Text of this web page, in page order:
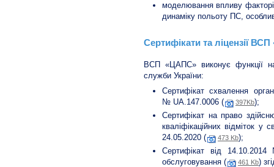
моделювання впливу
динаміку польоту ПС,
Сертифікати та ліцензії
ВСП «ЦАПС» виконує функції
служби України:
Сертифікат схвалення
№ UA.147.0006 (
397Kb);
Сертифікат на право
кваліфікаційних відміток
24.05.2020 (
473 Kb);
Сертифікат від
обслуговування (
461 Kb)